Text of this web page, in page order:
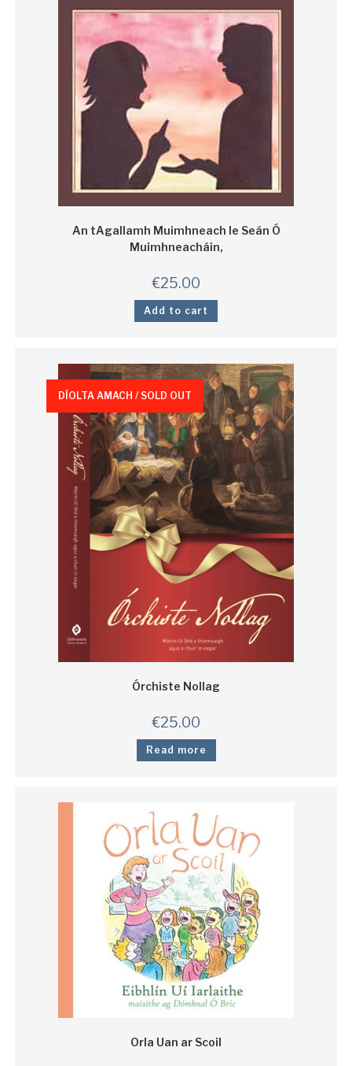
An tAgallamh Muimhneach le Seán Ó
Muimhneacháin,
€25.00
Add to cart
DÍOLTA AMACH / SOLD OUT
Órchiste Nollag
€25.00
Read more
Orla Uan ar Scoil